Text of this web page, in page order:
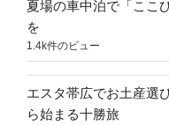
夏場の車中泊で「ここ
を
1.4k件のビュー
エスタ帯広でお土産選
ら始まる十勝旅